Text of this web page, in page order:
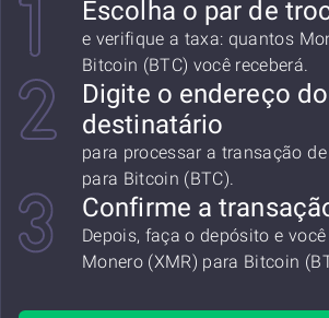
Escolha o par de
e verifique a taxa: quantos
Bitcoin (BTC) você receberá.
Digite o endereço do
destinatário
para processar a transação
para Bitcoin (BTC).
Confirme a
Depois, faça o depósito e
Monero (XMR) para Bitcoin